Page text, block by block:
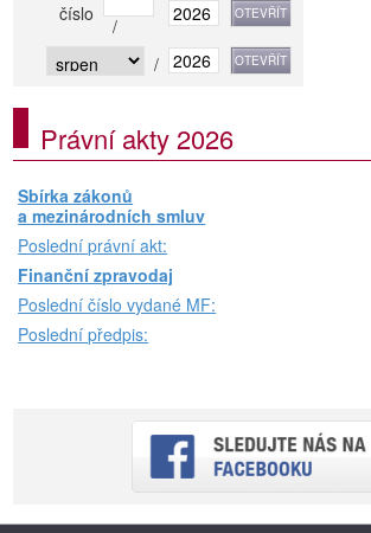
číslo
/
/
Právní akty 2026
Sbírka zákonů
a mezinárodních smluv
Poslední právní akt:
Finanční zpravodaj
Poslední číslo vydané MF:
Poslední předpis: